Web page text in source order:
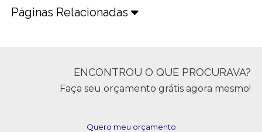
Páginas Relacionadas
ENCONTROU O QUE PROCURAVA?
Faça seu orçamento grátis agora mesmo!
Quero meu orçamento